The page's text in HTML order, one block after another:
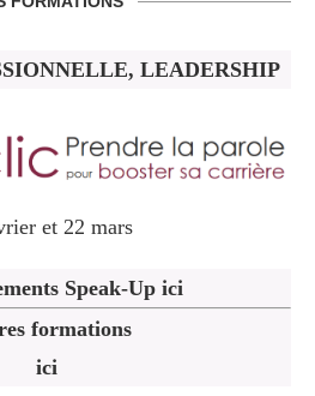
LEADERSHIP
et 22 mars
Speak-Up ici
formations
ici